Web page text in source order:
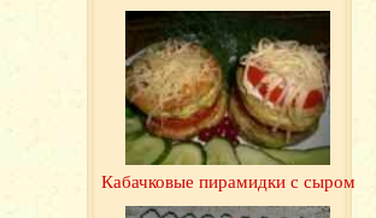
Кабачковые пирамидки с сыром